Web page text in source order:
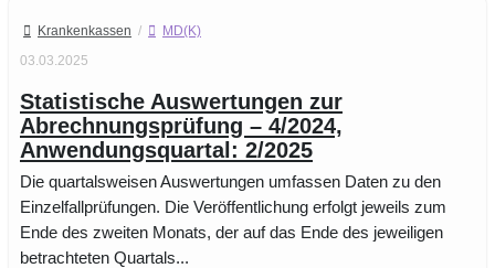
Krankenkassen /
MD(K)
03.03.2025
Statistische Auswertungen zur
Abrechnungsprüfung – 4/2024,
Anwendungsquartal: 2/2025
Die quartalsweisen Auswertungen umfassen Daten zu den
Einzelfallprüfungen. Die Veröffentlichung erfolgt jeweils zum
Ende des zweiten Monats, der auf das Ende des jeweiligen
betrachteten Quartals...